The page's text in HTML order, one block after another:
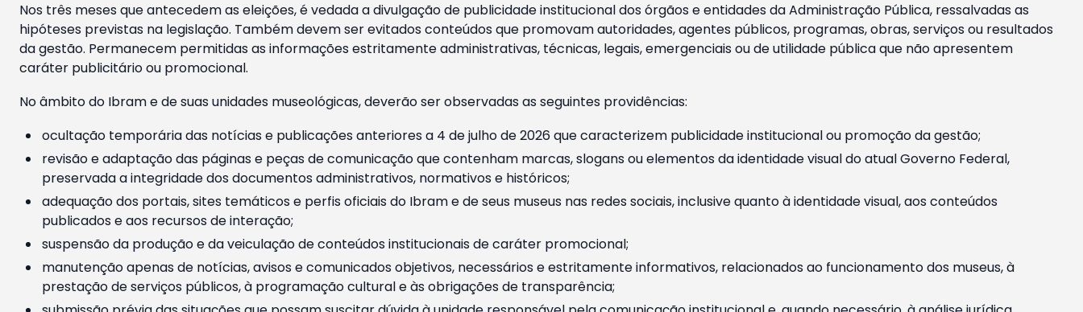
Nos três meses que antecedem as eleições, é vedada a divulgação de publicidade institucional dos órgãos e entidades da Administração Pública, ressalvadas as
hipóteses previstas na legislação. Também devem ser evitados conteúdos que promovam autoridades, agentes públicos, programas, obras, serviços ou resultados
da gestão. Permanecem permitidas as informações estritamente administrativas, técnicas, legais, emergenciais ou de utilidade pública que não apresentem
caráter publicitário ou promocional.
No âmbito do Ibram e de suas unidades museológicas, deverão ser observadas as seguintes providências:
ocultação temporária das notícias e publicações anteriores a 4 de julho de 2026 que caracterizem publicidade institucional ou promoção da gestão;
revisão e adaptação das páginas e peças de comunicação que contenham marcas, slogans ou elementos da identidade visual do atual Governo Federal,
preservada a integridade dos documentos administrativos, normativos e históricos;
adequação dos portais, sites temáticos e perfis oficiais do Ibram e de seus museus nas redes sociais, inclusive quanto à identidade visual, aos conteúdos
publicados e aos recursos de interação;
suspensão da produção e da veiculação de conteúdos institucionais de caráter promocional;
manutenção apenas de notícias, avisos e comunicados objetivos, necessários e estritamente informativos, relacionados ao funcionamento dos museus, à
prestação de serviços públicos, à programação cultural e às obrigações de transparência;